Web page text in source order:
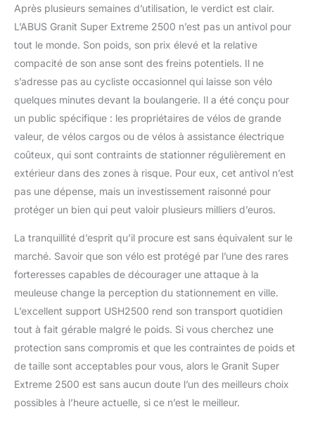
Après plusieurs semaines d’utilisation, le verdict est clair.
L’ABUS Granit Super Extreme 2500 n’est pas un antivol pour
tout le monde. Son poids, son prix élevé et la relative
compacité de son anse sont des freins potentiels. Il ne
s’adresse pas au cycliste occasionnel qui laisse son vélo
quelques minutes devant la boulangerie. Il a été conçu pour
un public spécifique : les propriétaires de vélos de grande
valeur, de vélos cargos ou de vélos à assistance électrique
coûteux, qui sont contraints de stationner régulièrement en
extérieur dans des zones à risque. Pour eux, cet antivol n’est
pas une dépense, mais un investissement raisonné pour
protéger un bien qui peut valoir plusieurs milliers d’euros.
La tranquillité d’esprit qu’il procure est sans équivalent sur le
marché. Savoir que son vélo est protégé par l’une des rares
forteresses capables de décourager une attaque à la
meuleuse change la perception du stationnement en ville.
L’excellent support USH2500 rend son transport quotidien
tout à fait gérable malgré le poids. Si vous cherchez une
protection sans compromis et que les contraintes de poids et
de taille sont acceptables pour vous, alors le Granit Super
Extreme 2500 est sans aucun doute l’un des meilleurs choix
possibles à l’heure actuelle, si ce n’est le meilleur.